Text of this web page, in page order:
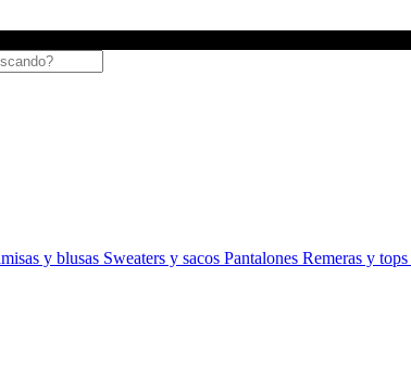
y blusas Sweaters y sacos Pantalones Remeras y tops